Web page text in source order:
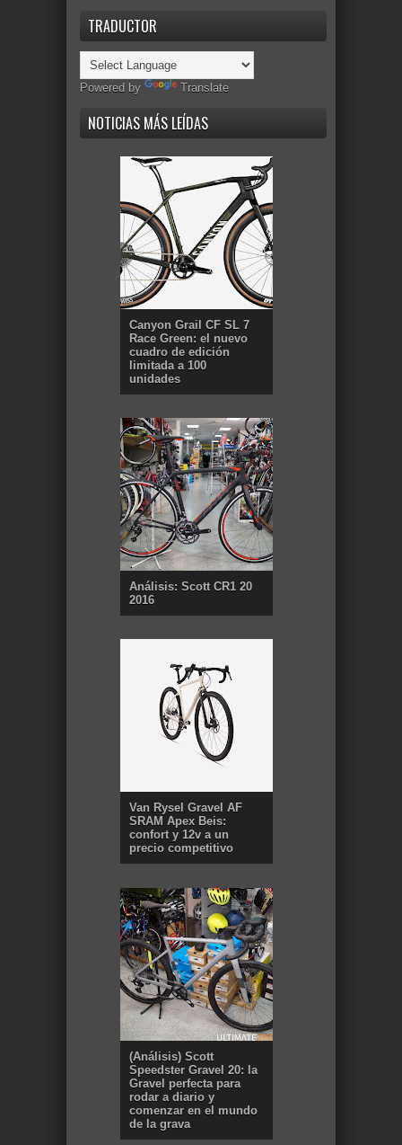
TRADUCTOR
Powered by Translate
NOTICIAS MÁS LEÍDAS
Canyon Grail CF SL 7
Race Green: el nuevo
cuadro de edición
limitada a 100
unidades
Análisis: Scott CR1 20
2016
Van Rysel Gravel AF
SRAM Apex Beis:
confort y 12v a un
precio competitivo
(Análisis) Scott
Speedster Gravel 20: la
Gravel perfecta para
rodar a diario y
comenzar en el mundo
de la grava